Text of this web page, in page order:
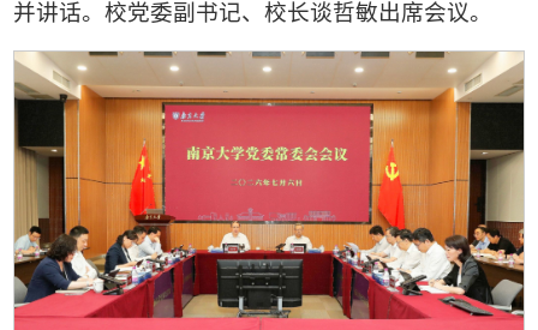
并讲话。校党委副书记、校长谈哲敏出席会议。